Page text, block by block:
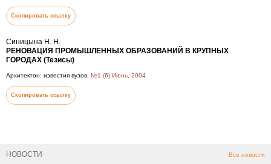
НОВОСТИ Все новости
Скопировать ссылку
Синицына Н. Н.
РЕНОВАЦИЯ ПРОМЫШЛЕННЫХ ОБРАЗОВАНИЙ В КРУПНЫХ
ГОРОДАХ (Тезисы)
Архитектон: известия вузов. №1 (6) Июнь, 2004
Скопировать ссылку